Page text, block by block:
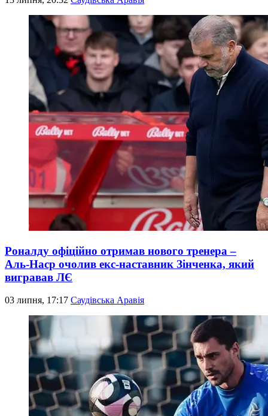
Роналду офіційно отримав нового тренера –
Аль-Наср очолив екс-наставник Зінченка, який
вигравав ЛЄ
03 липня, 17:17 Саудівська Аравія